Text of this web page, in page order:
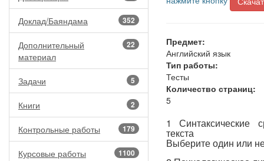
352
Доклад/Баяндама
22
Дополнительный
материал
5
Задачи
2
Книги
179
Контрольные работы
1100
Курсовые работы
Предмет:
Английский язык
Тип работы:
Тесты
Количество страниц:
5
1 Синтаксические
текста
Выберите один или